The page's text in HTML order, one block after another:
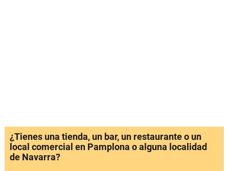
¿Tienes una tienda, un bar, un restaurante o un
local comercial en Pamplona o alguna localidad
de Navarra?